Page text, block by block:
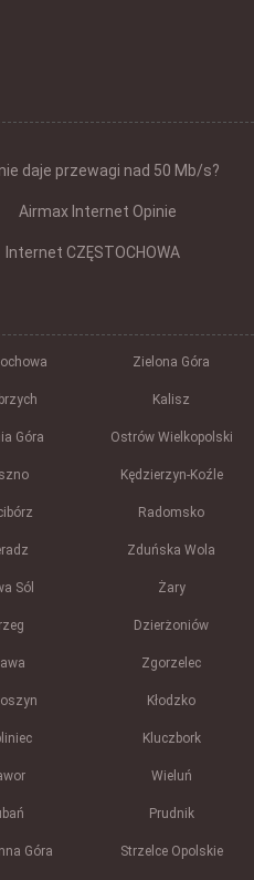
daje przewagi nad 50 Mb/s?
Airmax Internet Opinie
Internet CZĘSTOCHOWA
Zielona Góra
Kalisz
Góra Ostrów Wielkopolski
Kędzierzyn-Koźle
Radomsko
Zduńska Wola
Sól Żary
Dzierżoniów
Zgorzelec
Kłodzko
Kluczbork
Wieluń
Prudnik
Góra Strzelce Opolskie